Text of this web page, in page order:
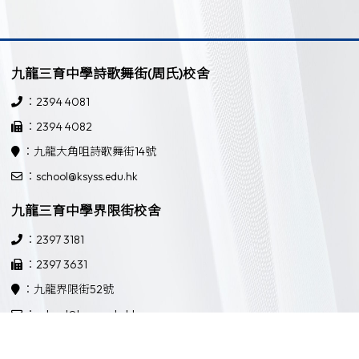
九龍三育中學詩歌舞街(周氏)校舍
：2394 4081
：2394 4082
：九龍大角咀詩歌舞街14號
：school@ksyss.edu.hk
九龍三育中學界限街校舍
：2397 3181
：2397 3631
：九龍界限街52號
：school@ksyss.edu.hk